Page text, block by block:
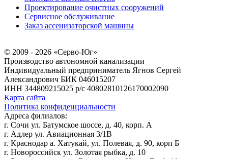
Проектирование очистных сооружений
Сервисное обслуживание
Заказ ассенизаторской машины
© 2009 - 2026 «Серво-Юг»
Производство автономной канализации
Индивидуальный предприниматель Ягнов Сергей
Александрович БИК 046015207
ИНН 344809215025 р/с 40802810126170002090
Карта сайта
Политика конфиденциальности
Адреса филиалов:
г. Сочи ул. Батумское шоссе, д. 40, корп. А
г. Адлер ул. Авиационная 3/1В
г. Краснодар а. Хатукай, ул. Полевая, д. 90, корп Б
г. Новороссийск ул. Золотая рыбка, д. 10